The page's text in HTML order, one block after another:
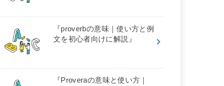
『proverbの意味｜使い方と例
文を初心者向けに解説』
『Proveraの意味と使い方｜